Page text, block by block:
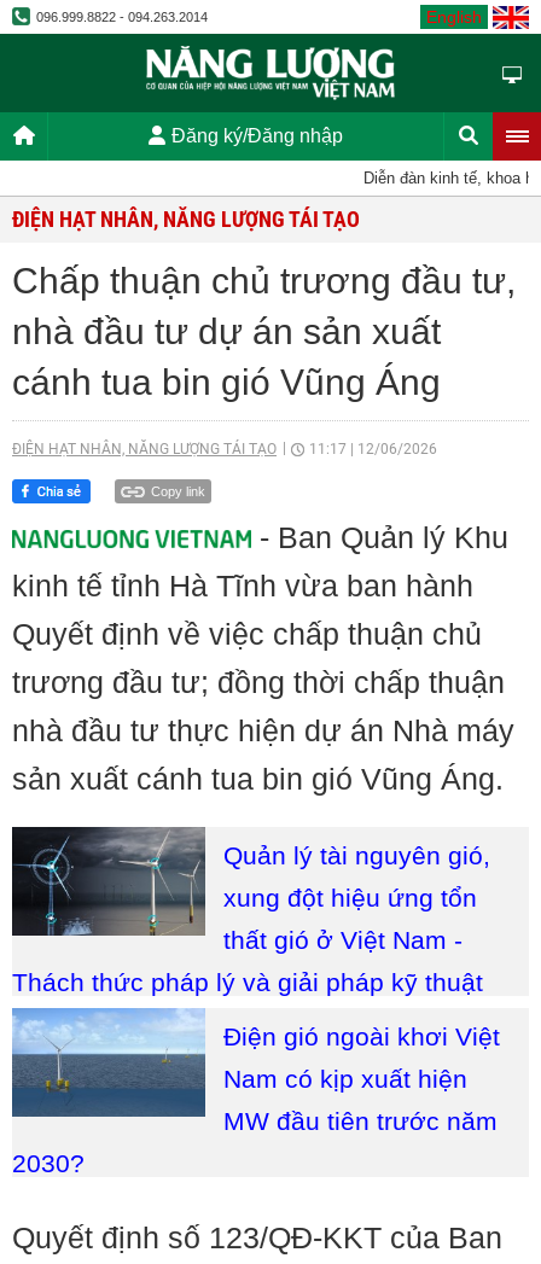
096.999.8822 - 094.263.2014 English
Đăng ký/Đăng nhập
Diễn đàn kinh tế, khoa
ĐIỆN HẠT NHÂN, NĂNG LƯỢNG TÁI TẠO
Chấp thuận chủ trương đầu tư,
nhà đầu tư dự án sản xuất
cánh tua bin gió Vũng Áng
ĐIỆN HẠT NHÂN, NĂNG LƯỢNG TÁI TẠO 11:17 12/06/2026
Copy link
- Ban Quản lý Khu
kinh tế tỉnh Hà Tĩnh vừa ban hành
Quyết định về việc chấp thuận chủ
trương đầu tư; đồng thời chấp thuận
nhà đầu tư thực hiện dự án Nhà máy
sản xuất cánh tua bin gió Vũng Áng.
Quản lý tài nguyên gió,
xung đột hiệu ứng tổn
thất gió ở Việt Nam -
Thách thức pháp lý và giải pháp kỹ thuật
Điện gió ngoài khơi Việt
Nam có kịp xuất hiện
MW đầu tiên trước năm
2030?
Quyết định số 123/QĐ-KKT của Ban